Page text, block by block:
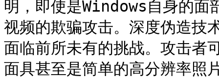
明，即使是Windows自身的面
视频的欺骗攻击。深度伪造技
面临前所未有的挑战。攻击者
面具甚至是简单的高分辨率照